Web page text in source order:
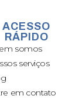
ACESSO
RÁPIDO
somos
serviços
em contato